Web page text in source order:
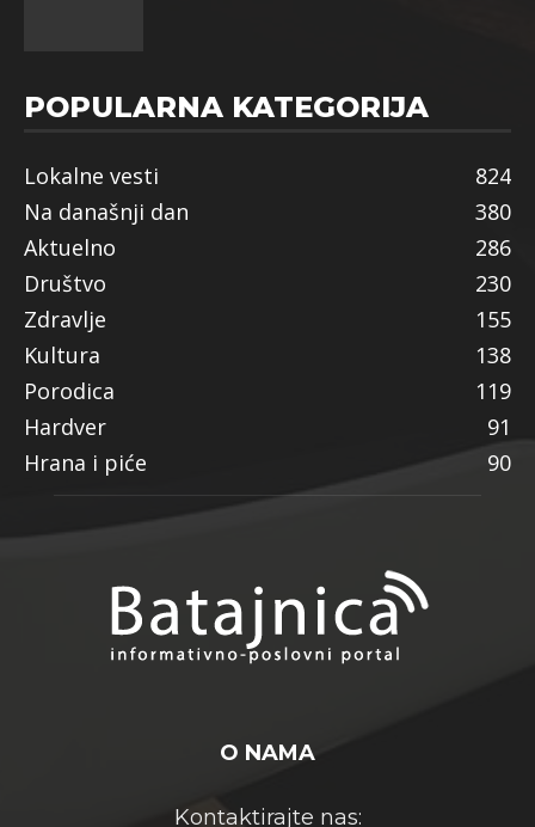
POPULARNA KATEGORIJA
Lokalne vesti
824
Na današnji dan
380
Aktuelno
286
Društvo
230
Zdravlje
155
Kultura
138
Porodica
119
Hardver
91
Hrana i piće
90
O NAMA
Kontaktirajte nas: